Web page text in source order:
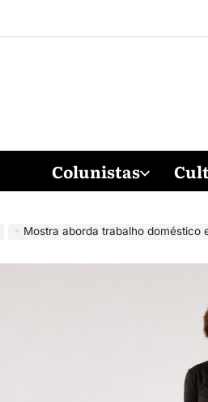
Colunistas
Mostra aborda trabalho doméstico e